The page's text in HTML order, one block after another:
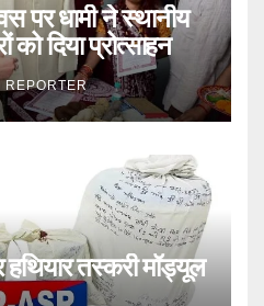
पर धामी ने स्थानीय
को दिया प्रोत्साहन
REPORTER
तस्करी मॉड्यूल